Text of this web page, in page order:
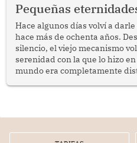
reflexionar sobre la
públicas dirigidas a los
Pequeñas
Hace algunos días volví a
hace más de ochenta años.
silencio, el viejo mecanismo
serenidad con la que lo hizo
mundo era completamente